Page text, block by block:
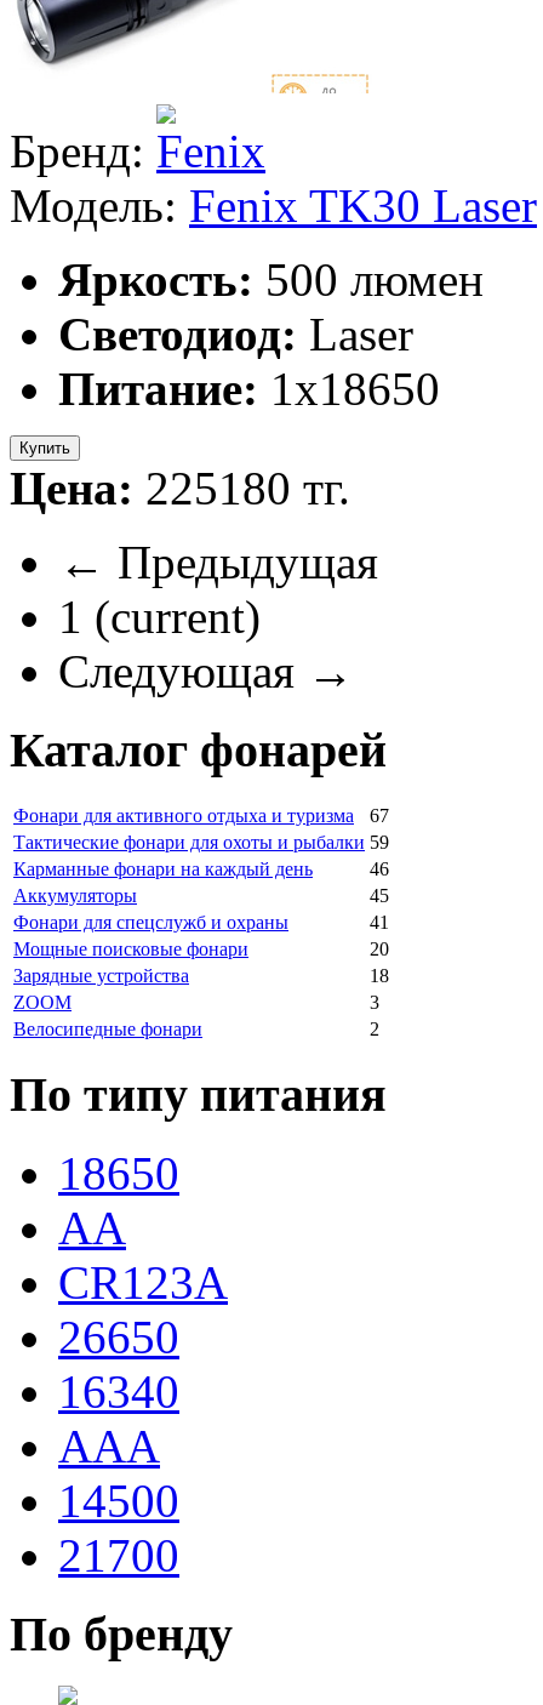
Бренд:
Модель: Fenix TK30 Laser
Яркость: 500 люмен
Светодиод: Laser
Питание: 1x18650
Купить
Цена: 225180 тг.
← Предыдущая
1 (current)
Следующая →
Каталог фонарей
Фонари для активного отдыха и туризма
67
Тактические фонари для охоты и рыбалки 59
Карманные фонари на каждый день
46
Аккумуляторы
45
Фонари для спецслужб и охраны
41
Мощные поисковые фонари
20
Зарядные устройства
18
ZOOM
3
Велосипедные фонари
2
По типу питания
18650
AA
CR123A
26650
16340
AAA
14500
21700
По бренду